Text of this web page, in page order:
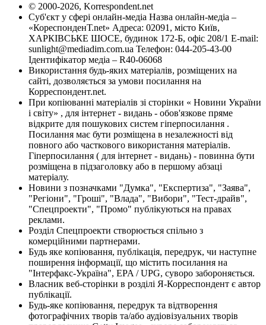
© 2000-2026, Korrespondent.net
Суб'єкт у сфері онлайн-медіа Назва онлайн-медіа –
«КореспонденТ.net» Адреса: 02091, місто Київ,
ХАРКІВСЬКЕ ШОСЕ, будинок 172-Б, офіс 208/1 E-mail:
sunlight@mediadim.com.ua Телефон: 044-205-43-00
Ідентифікатор медіа – R40-06068
Використання будь-яких матеріалів, розміщених на
сайті, дозволяється за умови посилання на
Корреспондент.net.
При копіюванні матеріалів зі сторінки « Новини України
і світу» , для інтернет - видань - обов'язкове пряме
відкрите для пошукових систем гіперпосилання .
Посилання має бути розміщена в незалежності від
повного або часткового використання матеріалів.
Гіперпосилання ( для інтернет - видань) - повинна бути
розміщена в підзаголовку або в першому абзаці
матеріалу.
Новини з позначками "Думка", "Експертиза", "Заява",
"Регіони", "Гроші", "Влада", "Вибори", "Тест-драйв",
"Спецпроекти", "Промо" публікуються на правах
реклами.
Розділ Спецпроекти створюється спільно з
комерційними партнерами.
Будь яке копіювання, публікація, передрук, чи наступне
поширення інформації, що містить посилання на
"Інтерфакс-Україна", EPA / UPG, суворо забороняється.
Власник веб-сторінки в розділі Я-Корреспондент є автор
публікації.
Будь-яке копіювання, передрук та відтворення
фотографічних творів та/або аудіовізуальних творів